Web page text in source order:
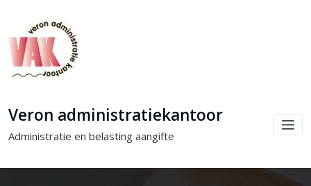
Veron administratiekantoor
Administratie en belasting aangifte